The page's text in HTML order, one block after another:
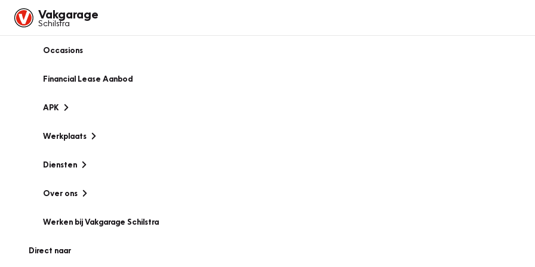
Vakgarage
Schilstra
Occasions
Financial Lease Aanbod
APK
Werkplaats
Diensten
Over ons
Werken bij Vakgarage Schilstra
Direct naar